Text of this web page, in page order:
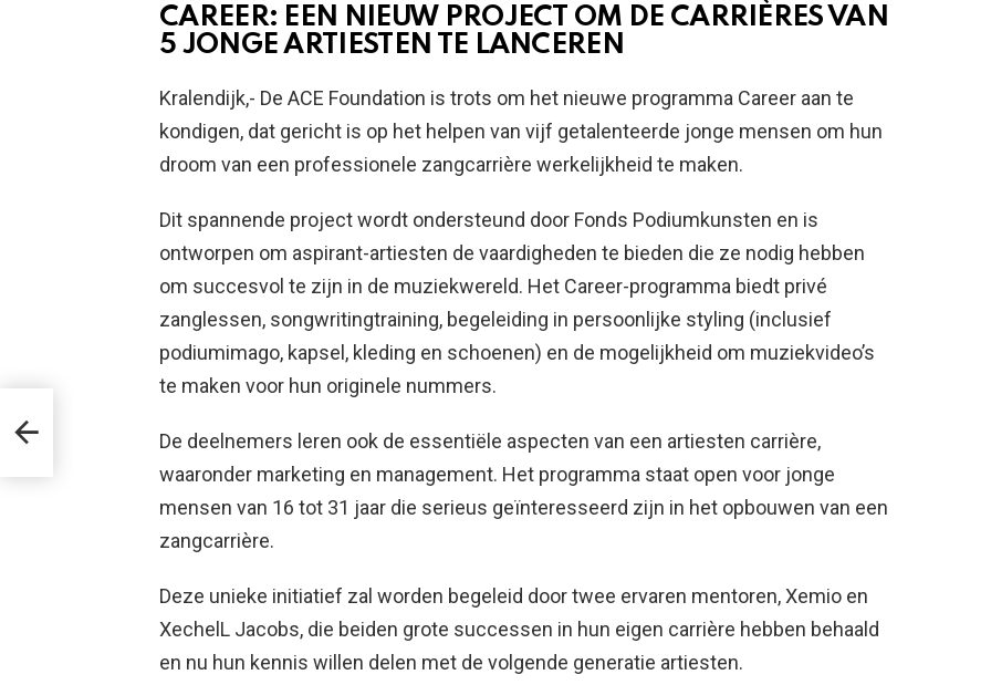
CAREER: EEN NIEUW PROJECT OM DE CARRIÈRES VAN
5 JONGE ARTIESTEN TE LANCEREN
Kralendijk,- De ACE Foundation is trots om het nieuwe programma Career aan te
kondigen, dat gericht is op het helpen van vijf getalenteerde jonge mensen om hun
droom van een professionele zangcarrière werkelijkheid te maken.
Dit spannende project wordt ondersteund door Fonds Podiumkunsten en is
ontworpen om aspirant-artiesten de vaardigheden te bieden die ze nodig hebben
om succesvol te zijn in de muziekwereld. Het Career-programma biedt privé
zanglessen, songwritingtraining, begeleiding in persoonlijke styling (inclusief
podiumimago, kapsel, kleding en schoenen) en de mogelijkheid om muziekvideo’s
te maken voor hun originele nummers.
De deelnemers leren ook de essentiële aspecten van een artiesten carrière,
waaronder marketing en management. Het programma staat open voor jonge
mensen van 16 tot 31 jaar die serieus geïnteresseerd zijn in het opbouwen van een
zangcarrière.
Deze unieke initiatief zal worden begeleid door twee ervaren mentoren, Xemio en
XechelL Jacobs, die beiden grote successen in hun eigen carrière hebben behaald
en nu hun kennis willen delen met de volgende generatie artiesten.
LO